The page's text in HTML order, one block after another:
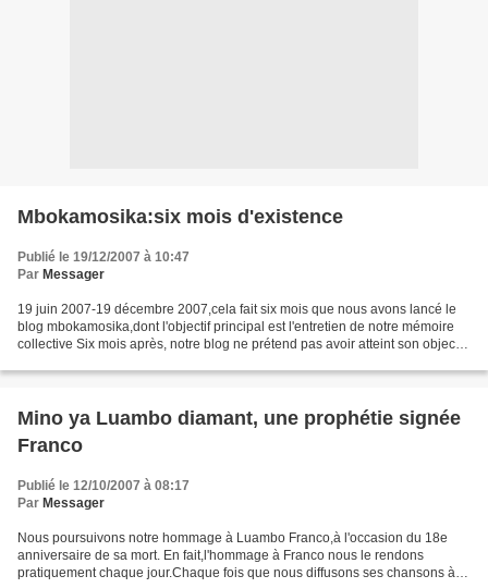
Mbokamosika:six mois d'existence
Publié le 19/12/2007 à 10:47
Par Messager
19 juin 2007-19 décembre 2007,cela fait six mois que nous avons lancé le
blog mbokamosika,dont l'objectif principal est l'entretien de notre mémoire
collective Six mois après, notre blog ne prétend pas avoir atteint son objectif.
Mino ya Luambo diamant, une prophétie signée
Franco
Publié le 12/10/2007 à 08:17
Par Messager
Nous poursuivons notre hommage à Luambo Franco,à l'occasion du 18e
anniversaire de sa mort. En fait,l'hommage à Franco nous le rendons
pratiquement chaque jour.Chaque fois que nous diffusons ses chansons à